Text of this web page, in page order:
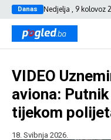
Danas Nedjelja , 9 kolovoz
VIDEO
aviona:
tijekom
18. Svibnja 2026.